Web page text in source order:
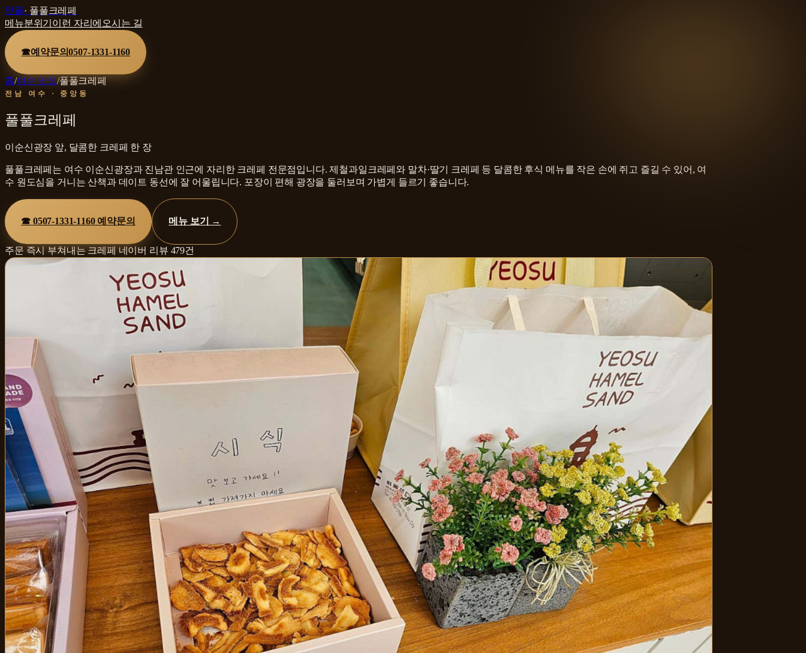
맛플· 풀풀크레페
메뉴분위기 이런 자리에 오시는 길
☎예약문의0507-1331-1160
홈/여수 맛집/풀풀크레페
전남 여수 · 중앙동
풀풀크레페
이순신광장 앞, 달콤한 크레페 한 장
풀풀크레페는 여수 이순신광장과 진남관 인근에 자리한 크레페 전문점입니다. 제철과일크레페와 말차·딸기 크레페 등 달콤한 후식 메뉴를 작은 손에 쥐고 즐길 수 있어, 여
수 원도심을 거니는 산책과 데이트 동선에 잘 어울립니다. 포장이 편해 광장을 둘러보며 가볍게 들르기 좋습니다.
☎ 0507-1331-1160예약문의 메뉴 보기 →
주문 즉시 부쳐내는 크레페 네이버 리뷰 479건